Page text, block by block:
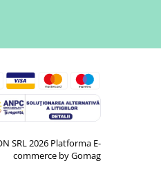
SRL 2026 Platforma E-
commerce by Gomag